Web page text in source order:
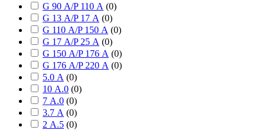
G 90 А/P 110 А (0)
G 13 А/P 17 А (0)
G 110 А/P 150 А (0)
G 17 А/P 25 А (0)
G 150 А/P 176 А (0)
G 176 А/P 220 А (0)
5.0 А (0)
10 А.0 (0)
7 А.0 (0)
3.7 А (0)
2 А.5 (0)